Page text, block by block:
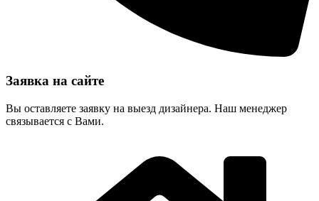
Заявка на сайте
Вы оставляете заявку на выезд дизайнера. Наш менеджер
связывается с Вами.